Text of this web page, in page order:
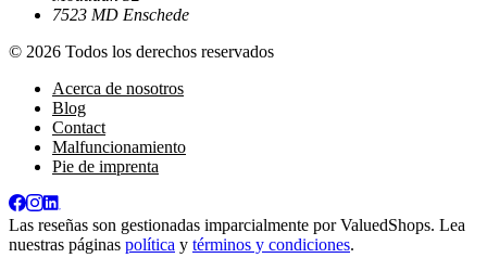
7523 MD Enschede
© 2026 Todos los derechos reservados
Acerca de nosotros
Blog
Contact
Malfuncionamiento
Pie de imprenta
Las reseñas son gestionadas imparcialmente porValuedShops. Lea
nuestras páginas política y términos y condiciones.